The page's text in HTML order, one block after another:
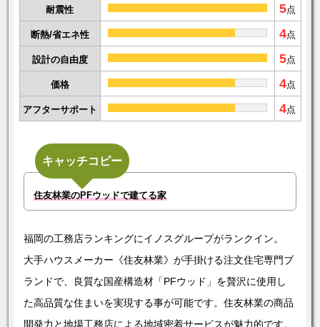
耐震性 5点
断熱/省エネ性 4点
設計の自由度 5点
価格 4点
アフターサポート 4点
キャッチコピー
住友林業のPFウッドで建てる家
福岡の工務店ランキングにイノスグループがランクイン。
大手ハウスメーカー《住友林業》が手掛ける注文住宅専門ブ
ランドで、良質な国産構造材「PFウッド」を贅沢に使用し
た高品質な住まいを実現する事が可能です。住友林業の商品
開発力と地場工務店による地域密着サービスが魅力的です。